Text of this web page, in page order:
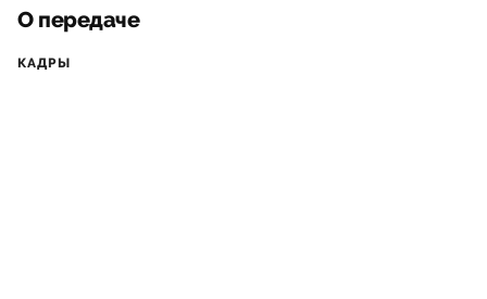
О передаче
КАДРЫ